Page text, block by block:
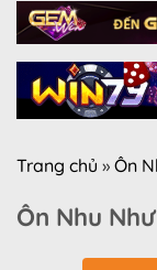
Trang chủ » Ôn
Ôn Nhu